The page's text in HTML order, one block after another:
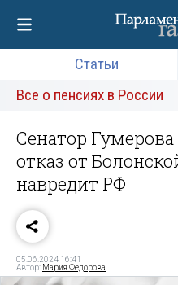
Статьи
Все о пенсиях в России
Сенатор
отказ от
навредит РФ
05.06.2024 16:41
Автор: Мария Федорова